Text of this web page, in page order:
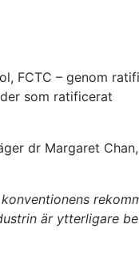
FCTC – genom
som ratificerat
dr Margaret
är ytterligare